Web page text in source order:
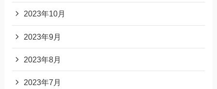
2023年10月
2023年9月
2023年8月
2023年7月